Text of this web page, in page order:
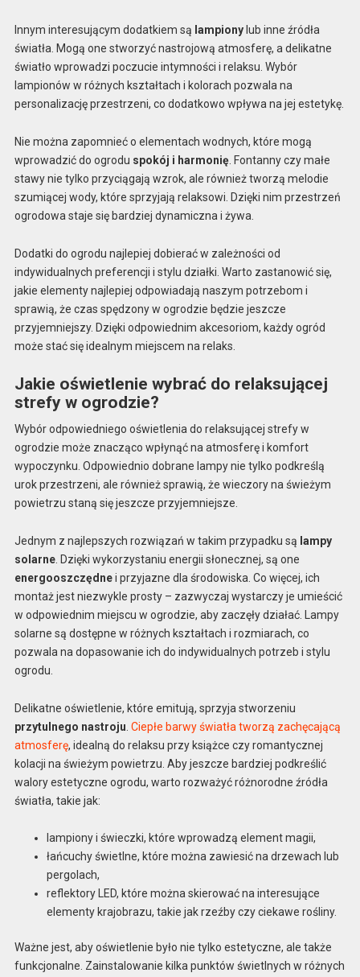
Innym interesującym dodatkiem są lampionylub inne źródła
światła. Mogą one stworzyć nastrojową atmosferę, a delikatne
światło wprowadzi poczucie intymności i relaksu. Wybór
lampionów w różnych kształtach i kolorach pozwala na
personalizację przestrzeni, co dodatkowo wpływa na jej estetykę.
Nie można zapomnieć o elementach wodnych, które mogą
wprowadzić do ogrodu spokój i harmonię. Fontanny czy małe
stawy nie tylko przyciągają wzrok, ale również tworzą melodie
szumiącej wody, które sprzyjają relaksowi. Dzięki nim przestrzeń
ogrodowa staje się bardziej dynamiczna i żywa.
Dodatki do ogrodu najlepiej dobierać w zależności od
indywidualnych preferencji i stylu działki. Warto zastanowić się,
jakie elementy najlepiej odpowiadają naszym potrzebom i
sprawią, że czas spędzony w ogrodzie będzie jeszcze
przyjemniejszy. Dzięki odpowiednim akcesoriom, każdy ogród
może stać się idealnym miejscem na relaks.
Jakie oświetlenie wybrać do relaksującej
strefy w ogrodzie?
Wybór odpowiedniego oświetlenia do relaksującej strefy w
ogrodzie może znacząco wpłynąć na atmosferę i komfort
wypoczynku. Odpowiednio dobrane lampy nie tylko podkreślą
urok przestrzeni, ale również sprawią, że wieczory na świeżym
powietrzu staną się jeszcze przyjemniejsze.
Jednym z najlepszych rozwiązań w takim przypadku są lampy
solarne. Dzięki wykorzystaniu energii słonecznej, są one
energooszczędnei przyjazne dla środowiska. Co więcej, ich
montaż jest niezwykle prosty – zazwyczaj wystarczy je umieścić
w odpowiednim miejscu w ogrodzie, aby zaczęły działać. Lampy
solarne są dostępne w różnych kształtach i rozmiarach, co
pozwala na dopasowanie ich do indywidualnych potrzeb i stylu
ogrodu.
Delikatne oświetlenie, które emitują, sprzyja stworzeniu
przytulnego nastroju Ciepłe barwy światła tworzą zachęcającą
atmosferę, idealną do relaksu przy książce czy romantycznej
kolacji na świeżym powietrzu. Aby jeszcze bardziej podkreślić
walory estetyczne ogrodu, warto rozważyć różnorodne źródła
światła, takie jak:
lampiony i świeczki, które wprowadzą element magii,
łańcuchy świetlne, które można zawiesić na drzewach lub
pergolach,
reflektory LED, które można skierować na interesujące
elementy krajobrazu, takie jak rzeźby czy ciekawe rośliny.
Ważne jest, aby oświetlenie było nie tylko estetyczne, ale także
funkcjonalne. Zainstalowanie kilka punktów świetlnych w różnych